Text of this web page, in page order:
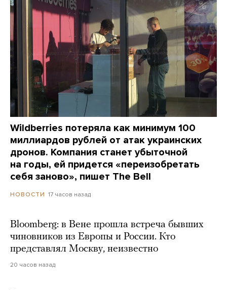
Wildberries потеряла как минимум 100
миллиардов рублей от атак украинских
дронов. Компания станет убыточной
на годы, ей придется «переизобретать
себя заново», пишет The Bell
НОВОСТИ 17 часов назад
Bloomberg: в Вене прошла встреча бывших
чиновников из Европы и России. Кто
представлял Москву, неизвестно
20 часов назад